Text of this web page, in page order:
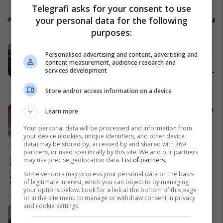
Promo Reklamo këtu
Baks Bay, projekti me i madh turistik
në Shqipëri prezantohet ne Expo
Real Kosova: Vizitoni shtandin dhe
Ananas Impex sjell në treg produkte
Ananas Impex
Maturant, puno nga shtëpia! Studio
Siguri Kibernetike ose Programim
Cacttus Education
Oferta e Korrikut në FAFA Sun
Telegrafi asks for your consent to use
your personal data for the following
purposes:
Personalised advertising and content, advertising and
content measurement, audience research and
services development
Store and/or access information on a device
Learn more
Your personal data will be processed and information from
your device (cookies, unique identifiers, and other device
data) may be stored by, accessed by and shared with 369
partners, or used specifically by this site. We and our partners
may use precise geolocation data. List of partners.
Some vendors may process your personal data on the basis
of legitimate interest, which you can object to by managing
your options below. Look for a link at the bottom of this page
or in the site menu to manage or withdraw consent in privacy
and cookie settings.